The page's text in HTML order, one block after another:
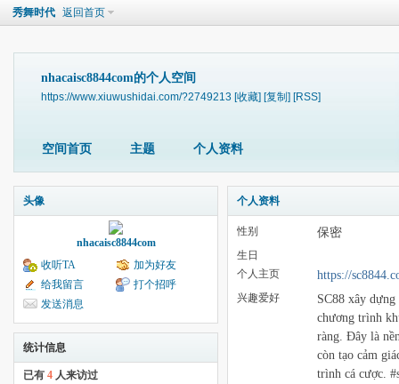
秀舞时代 返回首页
nhacaisc8844com的个人空间
https://www.xiuwushidai.com/?2749213 [收藏] [复制] [RSS]
空间首页 主题 个人资料
头像
nhacaisc8844com
收听TA
加为好友
给我留言
打个招呼
发送消息
统计信息
已有 4 人来访过
个人资料
性别 保密
生日
个人主页
https://
兴趣爱好
SC88 xây
chương trình
ràng. Đây là
còn tạo cảm
trình cá cược.